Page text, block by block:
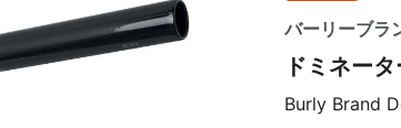
バーリーブラ
ドミネー
Burly Brand